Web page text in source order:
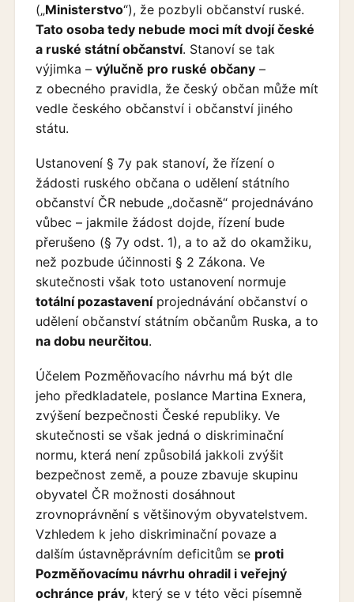
(„Ministerstvo“), že pozbyli občanství ruské.
Tato osoba tedy nebude moci mít dvojí české
a ruské státní občanství. Stanoví se tak
výjimka – výlučně pro ruské občany–
z obecného pravidla, že český občan může mít
vedle českého občanství i občanství jiného
státu.
Ustanovení § 7y pak stanoví, že řízení o
žádosti ruského občana o udělení státního
občanství ČR nebude „dočasně“ projednáváno
vůbec – jakmile žádost dojde, řízení bude
přerušeno (§ 7y odst. 1), a to až do okamžiku,
než pozbude účinnosti § 2 Zákona. Ve
skutečnosti však toto ustanovení normuje
totální pozastaveníprojednávání občanství o
udělení občanství státním občanům Ruska, a to
na dobu neurčitou.
Účelem Pozměňovacího návrhu má být dle
jeho předkladatele, poslance Martina Exnera,
zvýšení bezpečnosti České republiky. Ve
skutečnosti se však jedná o diskriminační
normu, která není způsobilá jakkoli zvýšit
bezpečnost země, a pouze zbavuje skupinu
obyvatel ČR možnosti dosáhnout
zrovnoprávnění s většinovým obyvatelstvem.
Vzhledem k jeho diskriminační povaze a
dalším ústavněprávním deficitům se proti
Pozměňovacímu návrhu ohradil i veřejný
ochránce práv, který se v této věci písemně